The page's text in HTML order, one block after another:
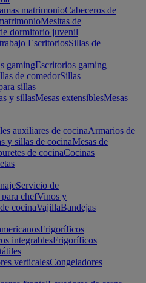
matrimonioCabeceros de
Mesitas de
dormitorio juvenil
EscritoriosSillas de
gamingEscritorios gaming
de comedorSillas
sillas
y sillasMesas extensiblesMesas
auxiliares de cocinaArmarios de
y sillas de cocinaMesas de
de cocinaCocinas
Servicio de
chefVinos y
cocinaVajillaBandejas
Frigoríficos
integrablesFrigoríficos
verticalesCongeladores